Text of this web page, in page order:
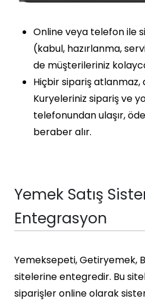
Online veya telefon ile
(kabul, hazırlanma,
de müşterileriniz
Hiçbir sipariş atlanmaz,
Kuryeleriniz sipariş ve
telefonundan ulaşır,
beraber alır.
Yemek Satış
Entegrasyon
Yemeksepeti, Getiryemek,
sitelerine entegredir. Bu
siparişler online olarak